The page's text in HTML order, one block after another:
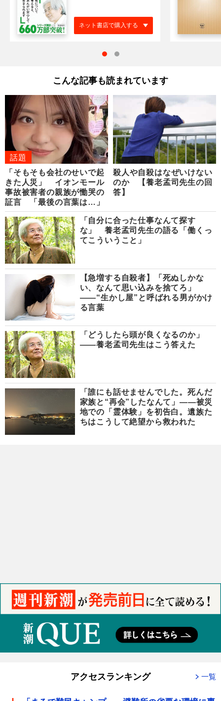
ネット書店で購入する
こんな記事も読まれています
話題
「そもそも会社のせいで起
きた人災」 イオンモール
事故被害者の親族が慟哭の
証言 「最後の言葉は…」
殺人や自殺はなぜいけない
のか 【養老孟司先生の回
答】
「自分に合った仕事なんて探す
な」 養老孟司先生の語る「働くっ
てこういうこと」
【急増する自殺者】「死ぬしかな
い、なんて思い込みを捨てろ」
――“生かし屋”と呼ばれる男がかけ
る言葉
「どうしたら頭が良くなるのか」
――養老孟司先生はこう答えた
「誰にも話せませんでした。死んだ
家族と“再会”したなんて」――被災
地での「霊体験」を初告白。遺族た
ちはこうして絶望から救われた
アクセスランキング 一覧